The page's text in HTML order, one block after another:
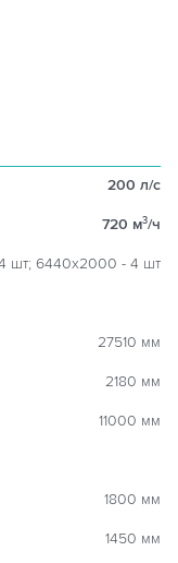
200 л/с
720 м3/ч
шт; 6440х2000 - 4 шт
27510 мм
2180 мм
11000 мм
1800 мм
1450 мм